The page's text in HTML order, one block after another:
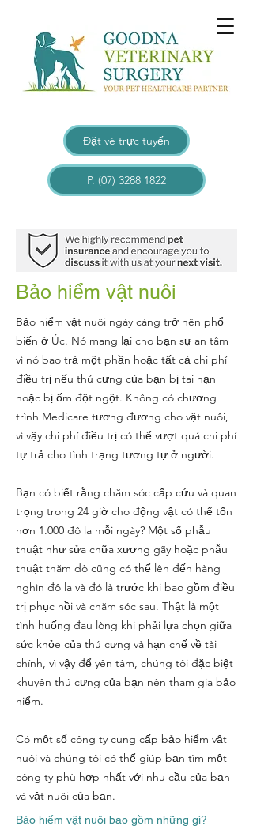
Đặt vé trực tuyến
P. (07) 3288 1822
Bảo hiểm vật nuôi
Bảo hiểm vật nuôi ngày càng trở nên phổ
biến ở Úc. Nó mang lại cho bạn sự an tâm
vì nó bao trả một phần hoặc tất cả chi phí
điều trị nếu thú cưng của bạn bị tai nạn
hoặc bị ốm đột ngột. Không có chương
trình Medicare tương đương cho vật nuôi,
vì vậy chi phí điều trị có thể vượt quá chi phí
tự trả cho tình trạng tương tự ở người.
Bạn có biết rằng chăm sóc cấp cứu và quan
trọng trong 24 giờ cho động vật có thể tốn
hơn 1.000 đô la mỗi ngày? Một số phẫu
thuật như sửa chữa xương gãy hoặc phẫu
thuật thăm dò cũng có thể lên đến hàng
nghìn đô la và đó là trước khi bao gồm điều
trị phục hồi và chăm sóc sau. Thật là một
tình huống đau lòng khi phải lựa chọn giữa
sức khỏe của thú cưng và hạn chế về tài
chính, vì vậy để yên tâm, chúng tôi đặc biệt
khuyên thú cưng của bạn nên tham gia bảo
hiểm.
Có một số công ty cung cấp bảo hiểm vật
nuôi và chúng tôi có thể giúp bạn tìm một
công ty phù hợp nhất với nhu cầu của bạn
và vật nuôi của bạn.
Bảo hiểm vật nuôi bao gồm những gì?